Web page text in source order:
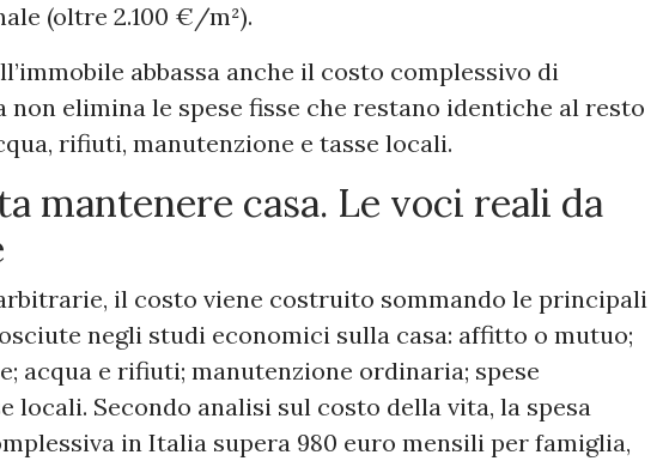
(oltre 2.100 €/m²).
abbassa anche il costo complessivo di
non elimina le spese fisse che restano identiche al resto
rifiuti, manutenzione e tasse locali.
mantenere casa. Le voci reali da
il costo viene costruito sommando le principali
negli studi economici sulla casa: affitto o mutuo;
acqua e rifiuti; manutenzione ordinaria; spese
locali. Secondo analisi sul costo della vita, la spesa
in Italia supera 980 euro mensili per famiglia,